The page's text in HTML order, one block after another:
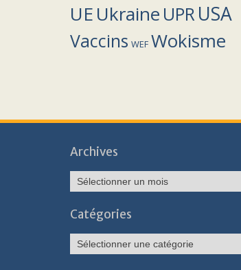
UEUkraine UPR USA
Vaccins WEF Wokisme
Archives
Archives
Catégories
Catégories